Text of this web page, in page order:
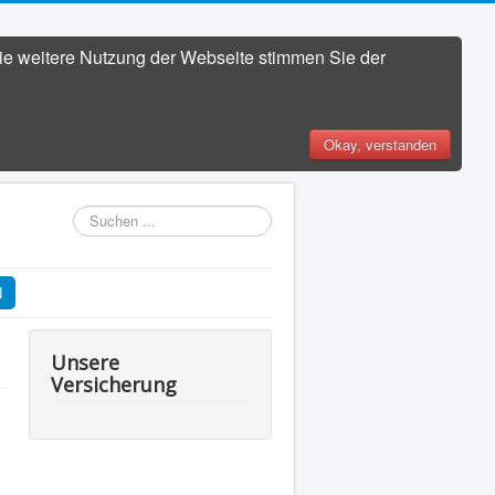
weitere Nutzung der Webseite stimmen Sie der
Okay, verstanden
Suchen
...
Unsere
Versicherung